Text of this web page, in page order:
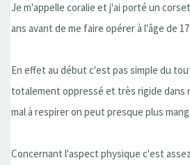
Je m'appelle coralie et j'ai porté un
ans avant de me faire opérer à l'âge de
En effet au début c'est pas simple du
totalement oppressé et très rigide dans
mal à respirer on peut presque plus
Concernant l'aspect physique c'est